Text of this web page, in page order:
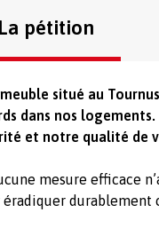
La pétition
situé au
dans nos
et notre qualité de
mesure efficace
durablement